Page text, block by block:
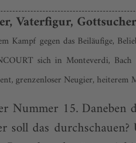
Vaterfigur, Gottsucher
Kampf gegen das Beiläufige,
sich in Monteverdi,
grenzenloser Neugier,
Nummer 15. Daneben
soll das